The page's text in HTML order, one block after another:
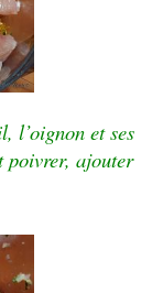
l’oignon et ses
poivrer, ajouter